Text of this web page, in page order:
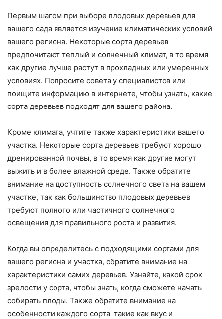
Первым шагом при выборе плодовых деревьев для
вашего сада является изучение климатических условий
вашего региона. Некоторые сорта деревьев
предпочитают теплый и солнечный климат, в то время
как другие лучше растут в прохладных или умеренных
условиях. Попросите совета у специалистов или
поищите информацию в интернете, чтобы узнать, какие
сорта деревьев подходят для вашего района.
Кроме климата, учтите также характеристики вашего
участка. Некоторые сорта деревьев требуют хорошо
дренированной почвы, в то время как другие могут
выжить и в более влажной среде. Также обратите
внимание на доступность солнечного света на вашем
участке, так как большинство плодовых деревьев
требуют полного или частичного солнечного
освещения для правильного роста и развития.
Когда вы определитесь с подходящими сортами для
вашего региона и участка, обратите внимание на
характеристики самих деревьев. Узнайте, какой срок
зрелости у сорта, чтобы знать, когда сможете начать
собирать плоды. Также обратите внимание на
особенности каждого сорта, такие как вкус и